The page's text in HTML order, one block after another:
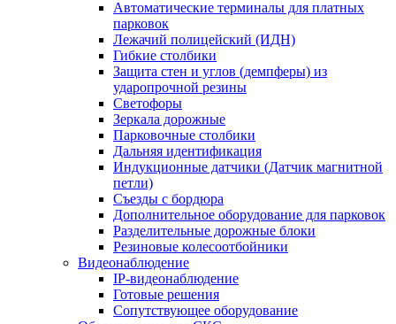
Автоматические терминалы для платных
парковок
Лежачий полицейский (ИДН)
Гибкие столбики
Защита стен и углов (демпферы) из
ударопрочной резины
Светофоры
Зеркала дорожные
Парковочные столбики
Дальняя идентификация
Индукционные датчики (Датчик магнитной
петли)
Съезды с бордюра
Дополнительное оборудование для парковок
Разделительные дорожные блоки
Резиновые колесоотбойники
Видеонаблюдение
IP-видеонаблюдение
Готовые решения
Сопутствующее оборудование